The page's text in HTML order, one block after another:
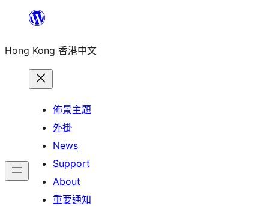
主
Hong Kong 香港中文
佈景主題
外掛
News
Support
About
重要通知